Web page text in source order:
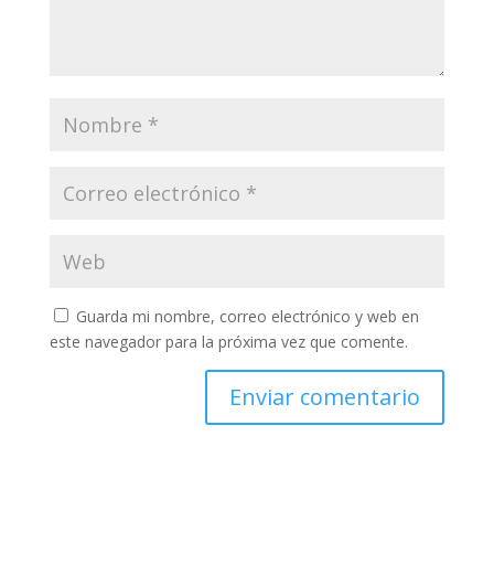
Guarda mi nombre, correo electrónico y web en
este navegador para la próxima vez que comente.